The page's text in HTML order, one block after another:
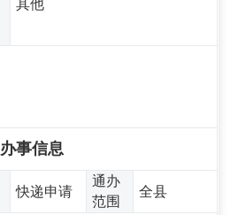
其他
办事信息
快递申请
通办
范围
全县